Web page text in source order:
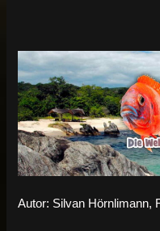
Autor: Silvan Hörnlimann,